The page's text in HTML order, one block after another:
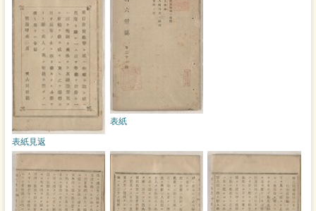
表紙
表紙見返